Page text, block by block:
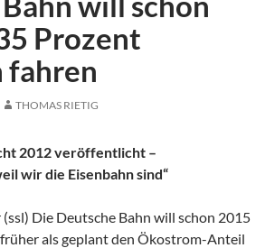
Prozent
fahren
THOMAS RIETIG
2012 veröffentlicht –
wir die Eisenbahn sind“
Die Deutsche Bahn will schon 2015
als geplant den Ökostrom-Anteil